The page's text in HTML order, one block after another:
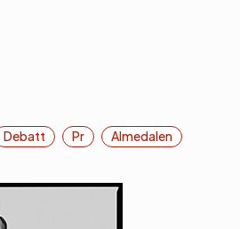
Debatt Pr Almedalen